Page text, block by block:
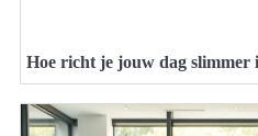
Hoe richt je jouw dag slimmer